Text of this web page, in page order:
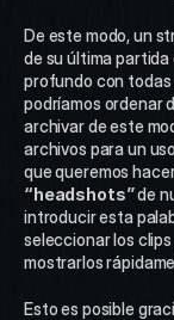
De este modo, un
de su última partida
profundo con todas
podríamos ordenar
archivar de este
archivos para un
“headshots” de
introducir esta
seleccionar los
mostrarlos
Esto es posible